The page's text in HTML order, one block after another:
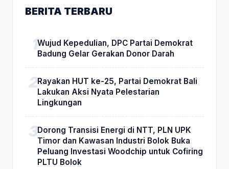
BERITA TERBARU
Wujud Kepedulian, DPC Partai Demokrat
Badung Gelar Gerakan Donor Darah
Rayakan HUT ke-25, Partai Demokrat Bali
Lakukan Aksi Nyata Pelestarian
Lingkungan
Dorong Transisi Energi di NTT, PLN UPK
Timor dan Kawasan Industri Bolok Buka
Peluang Investasi Woodchip untuk Cofiring
PLTU Bolok